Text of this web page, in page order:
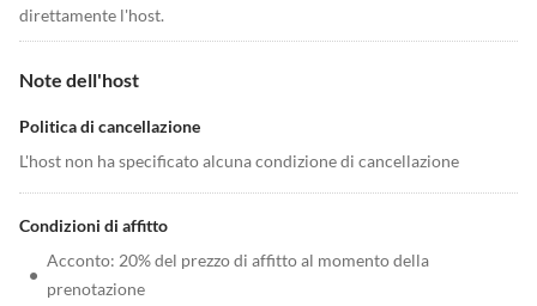
direttamente l'host.
Note dell'host
Politica di cancellazione
L'host non ha specificato alcuna condizione di cancellazione
Condizioni di affitto
•
Acconto: 20% del prezzo di affitto al momento della
prenotazione